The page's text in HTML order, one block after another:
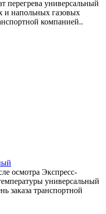
перегрева универсальный
и напольных газовых
компанией..
осмотра Экспресс-
универсальный
заказа транспортной